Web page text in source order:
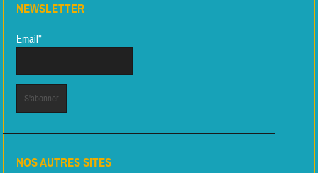
NEWSLETTER
Email*
NOS AUTRES SITES